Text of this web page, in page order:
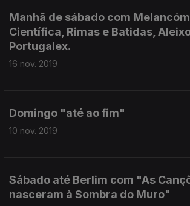
Manhã de sábado com
Científica, Rimas e Batidas,
Portugalex.
16 nov. 2019
Domingo "até ao fim"
10 nov. 2019
Sábado até Berlim com "As
nasceram à Sombra do Muro"